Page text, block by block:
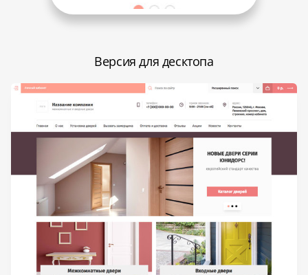
Версия для десктопа